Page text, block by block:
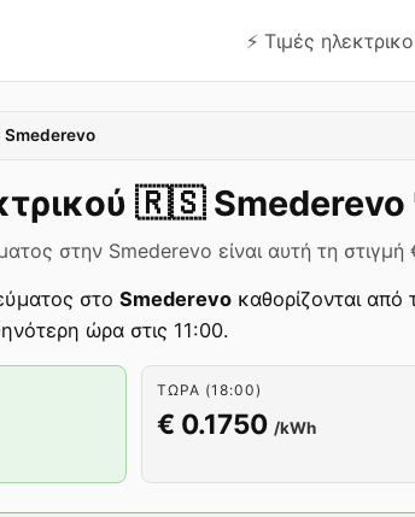
⚡️ Τιμές
Smederevo
🇷🇸 Smederevo
στην Smederevo είναι αυτή τη
στο Smederevo καθορίζονται
ώρα στις 11:00.
ΤΏΡΑ (18:00)
€ 0.1750 /kWh